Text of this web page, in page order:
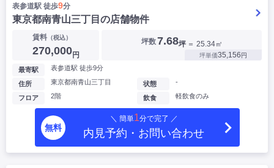
表参道駅 徒歩9分
東京都南青山三丁目の店舗物件
賃料（税込）
270,000円
坪数7.68坪 ＝ 25.34㎡
坪単価35,156円
最寄駅 表参道駅 徒歩9分
住所 東京都南青山三丁目
フロア 2階
状態 -
飲食 軽飲食のみ
無料
＼ 簡単1分で完了 ／
内見予約・お問い合わせ